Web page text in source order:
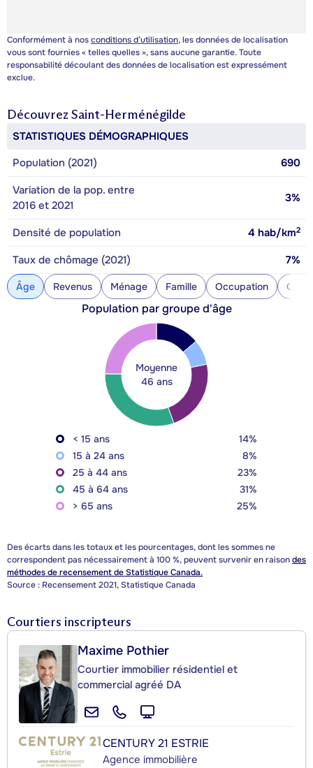
Conformément à nosconditions d’utilisation, les données de localisation
vous sont fournies « telles quelles », sans aucune garantie. Toute
responsabilité découlant des données de localisation est expressément
exclue.
Découvrez Saint-Herménégilde
STATISTIQUES DÉMOGRAPHIQUES
Population (2021)
690
Variation de la pop. entre
2016 et 2021
3%
Densité de population 4 hab/km2
Taux de chômage (2021) 7%
Âge Revenus Ménage Famille Occupation
Population par groupe d'âge
Moyenne
46 ans
< 15 ans
14%
15 à 24 ans
8%
25 à 44 ans
23%
45 à 64 ans
31%
> 65 ans
25%
Des écarts dans les totaux et les pourcentages, dont les sommes ne
correspondent pas nécessairement à 100 %, peuvent survenir en raisondes
méthodes de recensement de Statistique Canada.
Source : Recensement 2021, Statistique Canada
Courtiers inscripteurs
Maxime Pothier
Courtier immobilier résidentiel et
commercial agréé DA
CENTURY 21 ESTRIE
Agence immobilière